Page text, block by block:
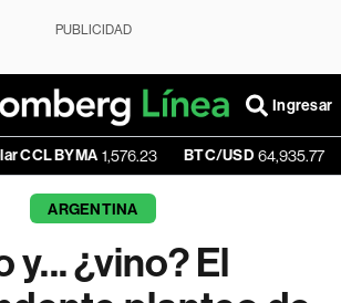
PUBLICIDAD
Ingresar
1,576.23 BTC/USD 64,935.77 +0.84%
ARGENTINA
y... ¿vino? El